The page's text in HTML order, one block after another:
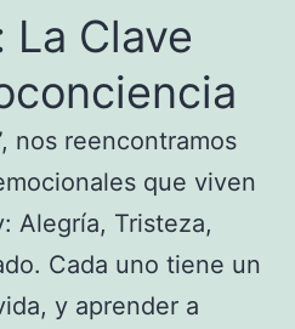
La Clave
nos reencontramos
que viven
Alegría, Tristeza,
Cada uno tiene un
y aprender a